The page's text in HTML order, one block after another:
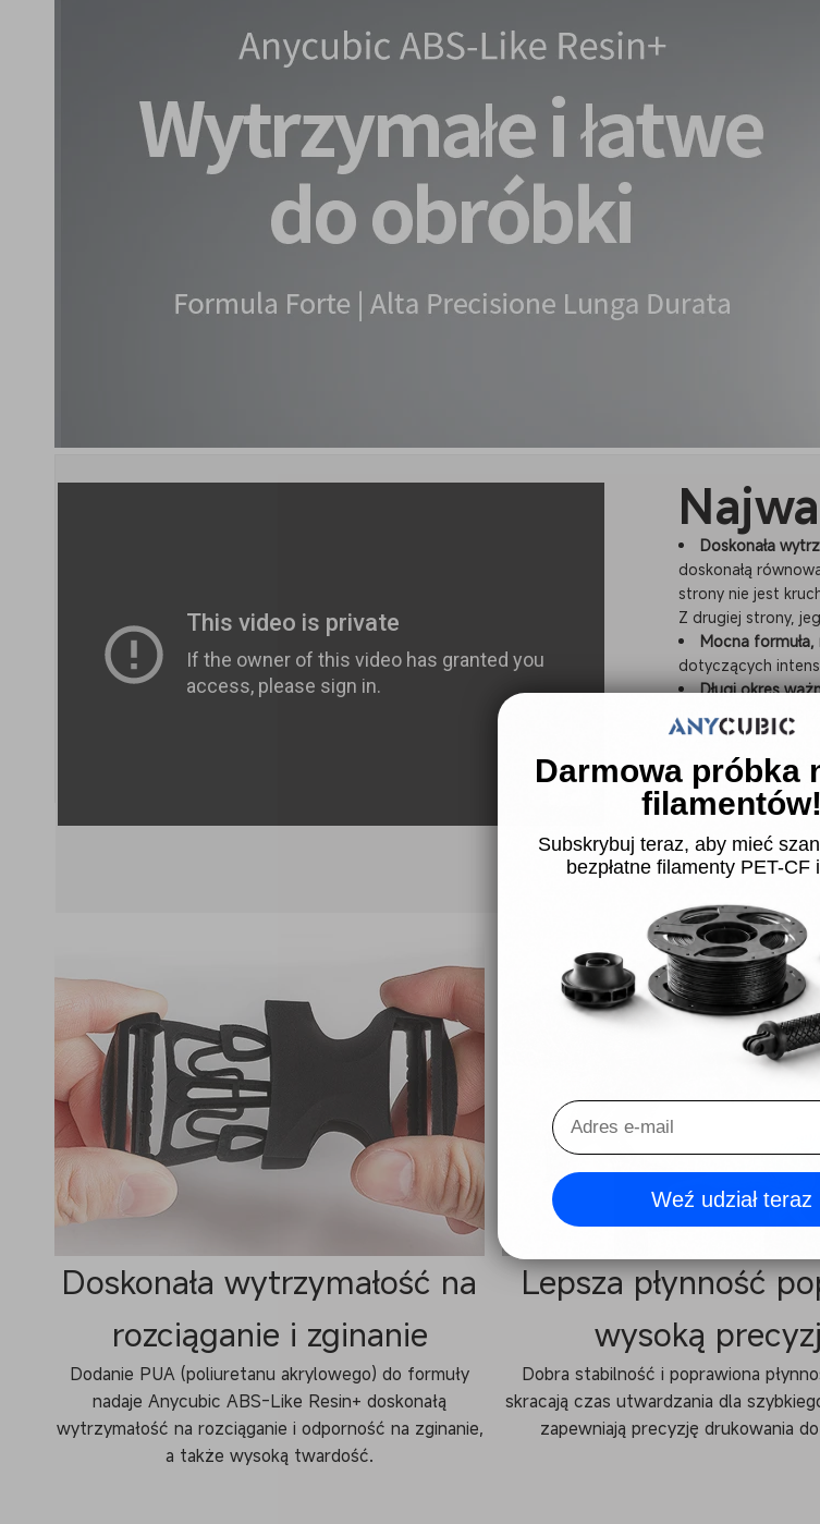
Doskonała
doskonałą
strony nie jest
Z drugiej strony,
Mocna
dotyczących
Długi okres
innych żywic. W
przed użyciem.
Szeroka
produkcji modeli o
Doskonała wytrzymałość na
rozciąganie i zginanie
Dodanie PUA (poliuretanu akrylowego) do formuły
nadaje Anycubic ABS-Like Resin+ doskonałą
wytrzymałość na rozciąganie i odporność na zginanie,
a także wysoką twardość.
Lepsza płynność
wysoką
Dobra stabilność i poprawiona
skracają czas utwardzania dla
zapewniają precyzję drukowania
Darmowa próbka
filamentów!
Subskrybuj teraz, aby mieć
bezpłatne filamenty PET-CF
Weź udział teraz